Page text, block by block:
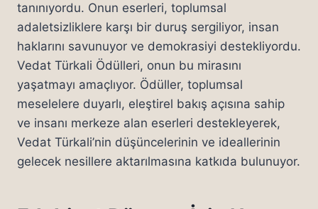
tanınıyordu. Onun eserleri, toplumsal
adaletsizliklere karşı bir duruş sergiliyor, insan
haklarını savunuyor ve demokrasiyi destekliyordu.
Vedat Türkali Ödülleri, onun bu mirasını
yaşatmayı amaçlıyor. Ödüller, toplumsal
meselelere duyarlı, eleştirel bakış açısına sahip
ve insanı merkeze alan eserleri destekleyerek,
Vedat Türkali’nin düşüncelerinin ve ideallerinin
gelecek nesillere aktarılmasına katkıda bulunuyor.